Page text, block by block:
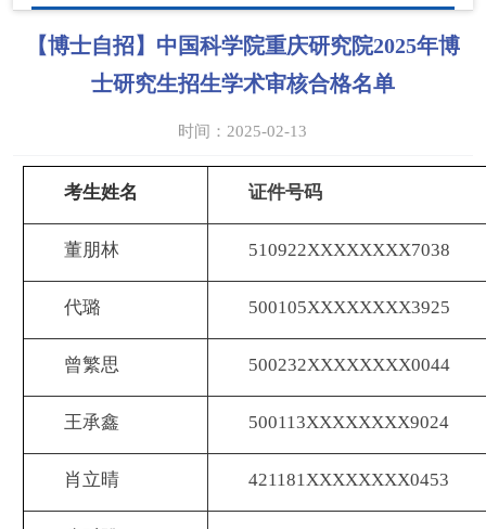
【博士自招】中国科学院重庆研究院2025年博
士研究生招生学术审核合格名单
时间：2025-02-13
考生姓名 证件号码
董朋林 510922XXXXXXXX7038
代璐 500105XXXXXXXX3925
曾繁思 500232XXXXXXXX0044
王承鑫 500113XXXXXXXX9024
肖立晴 421181XXXXXXXX0453